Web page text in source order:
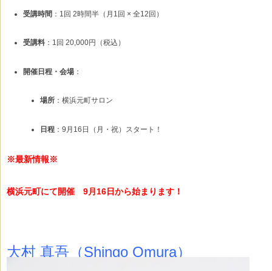
受講時間 ：1回 2時間半（月1回 × 全12回）
受講料 ：1回 20,000円（税込）
開催日程・会場 ：
場所：横浜元町サロン
日程：9月16日（月・祝）スタート！
※最新情報※
横浜元町にて開催 9月16日から始まります！
大村 真吾（Shingo Omura）